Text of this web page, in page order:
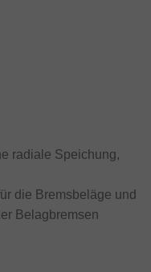
radiale Speichung,
die Bremsbeläge und
Belagbremsen